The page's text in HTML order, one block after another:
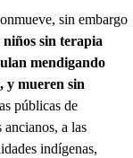
sin embargo
sin terapia
mendigando
y mueren sin
públicas de
ancianos, a las
indígenas,